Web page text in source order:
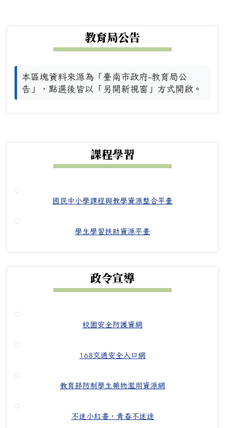
教育局公告
本區塊資料來源為「臺南市政府-教育局公
告」，點選後皆以「另開新視窗」方式開啟。
課程學習
國民中小學課程與教學資源整合平臺
學生學習扶助資源平臺
政令宣導
校園安全防護資網
168交通安全入口網
教育部防制學生藥物濫用資源網
不迷小紅書，青春不迷途